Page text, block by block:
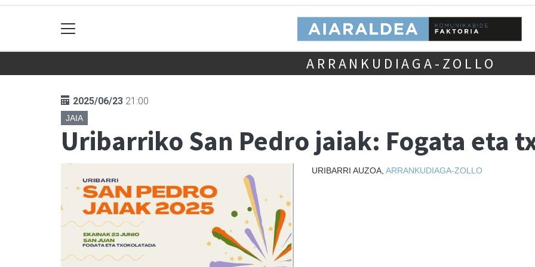
ARRANKUDIAGA-ZOLLO
2025/06/23 21:00
JAIA
Uribarriko San Pedro jaiak: Fogata eta
URIBARRI AUZOA, ARRANKUDIAGA-ZOLLO